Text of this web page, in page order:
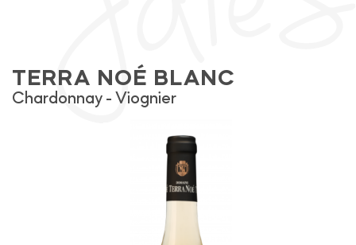
TERRA NOÉ BLANC
Chardonnay Viognier